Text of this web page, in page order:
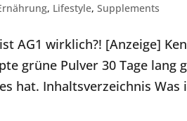
, Lifestyle,Supplements
AG1 wirklich?! [Anzeige]
grüne Pulver 30 Tage
hat. Inhaltsverzeichnis Was